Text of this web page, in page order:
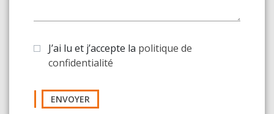
J’ai lu et j’accepte la politique de
confidentialité
ENVOYER